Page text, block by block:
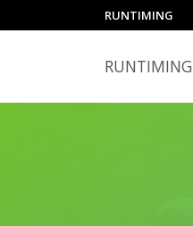
RUNTIMING
RUNTIMING